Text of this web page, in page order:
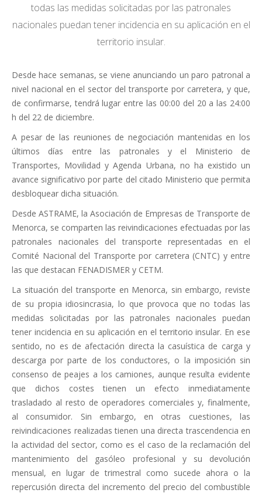
todas las medidas solicitadas por las patronales
nacionales puedan tener incidencia en su aplicación en el
territorio insular.
Desde hace semanas, se viene anunciando un paro patronal a
nivel nacional en el sector del transporte por carretera, y que,
de confirmarse, tendrá lugar entre las 00:00 del 20 a las 24:00
h del 22 de diciembre.
A pesar de las reuniones de negociación mantenidas en los
últimos días entre las patronales y el Ministerio de
Transportes, Movilidad y Agenda Urbana, no ha existido un
avance significativo por parte del citado Ministerio que permita
desbloquear dicha situación.
Desde ASTRAME, la Asociación de Empresas de Transporte de
Menorca, se comparten las reivindicaciones efectuadas por las
patronales nacionales del transporte representadas en el
Comité Nacional del Transporte por carretera (CNTC) y entre
las que destacan FENADISMER y CETM.
La situación del transporte en Menorca, sin embargo, reviste
de su propia idiosincrasia, lo que provoca que no todas las
medidas solicitadas por las patronales nacionales puedan
tener incidencia en su aplicación en el territorio insular. En ese
sentido, no es de afectación directa la casuística de carga y
descarga por parte de los conductores, o la imposición sin
consenso de peajes a los camiones, aunque resulta evidente
que dichos costes tienen un efecto inmediatamente
trasladado al resto de operadores comerciales y, finalmente,
al consumidor. Sin embargo, en otras cuestiones, las
reivindicaciones realizadas tienen una directa trascendencia en
la actividad del sector, como es el caso de la reclamación del
mantenimiento del gasóleo profesional y su devolución
mensual, en lugar de trimestral como sucede ahora o la
repercusión directa del incremento del precio del combustible